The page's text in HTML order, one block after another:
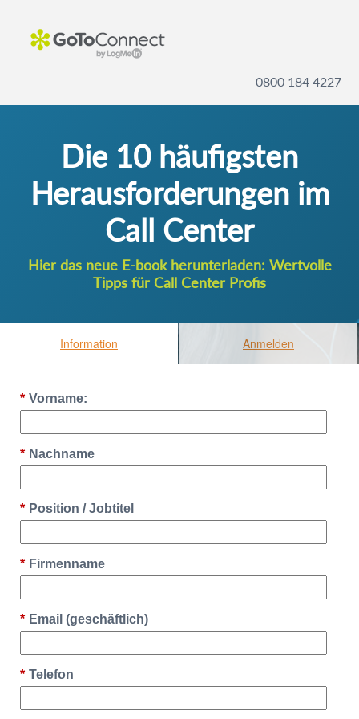
0800 184 4227
Die 10 häufigsten
Herausforderungen im
Call Center
Hier das neue E-book herunterladen: Wertvolle
Tipps für Call Center Profis
Information Anmelden
* Vorname:
* Nachname
* Position / Jobtitel
* Firmenname
* Email (geschäftlich)
* Telefon